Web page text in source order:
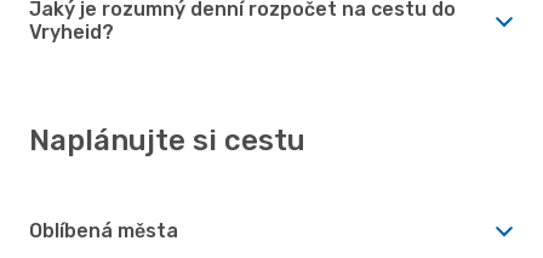
Jaký je rozumný denní rozpočet na cestu do
Vryheid?
Naplánujte si cestu
Oblíbená města